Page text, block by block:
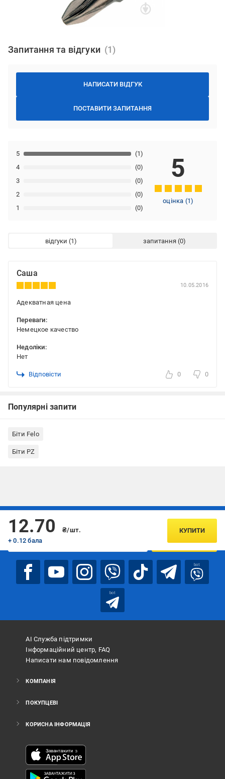
Запитання та відгуки
НАПИСАТИ ВІДГУК
ПОСТАВИТИ ЗАПИТАННЯ
1 (0)
2 (0)
3 (0)
4 (0)
5 (1)
5
оцінка (1)
відгуки запитання
Саша
10.05.2016
Адекватная цена
Переваги:
Немецкое качество
Недоліки:
Нет
Відповісти 0 0
Популярні запити
Біти Felo
Біти PZ
12.70
₴/шт.
+ 0.12 бала
КУПИТИ
Підписуйтесь, щоб дізнаватись першим про акції та пропозиції
ПІДПИСАТИСЯ
bot
bot
АІ Служба підтримки
Інформаційний центр, FAQ
Написати нам повідомлення
КОМПАНІЯ
ПОКУПЦЕВІ
КОРИСНА ІНФОРМАЦІЯ